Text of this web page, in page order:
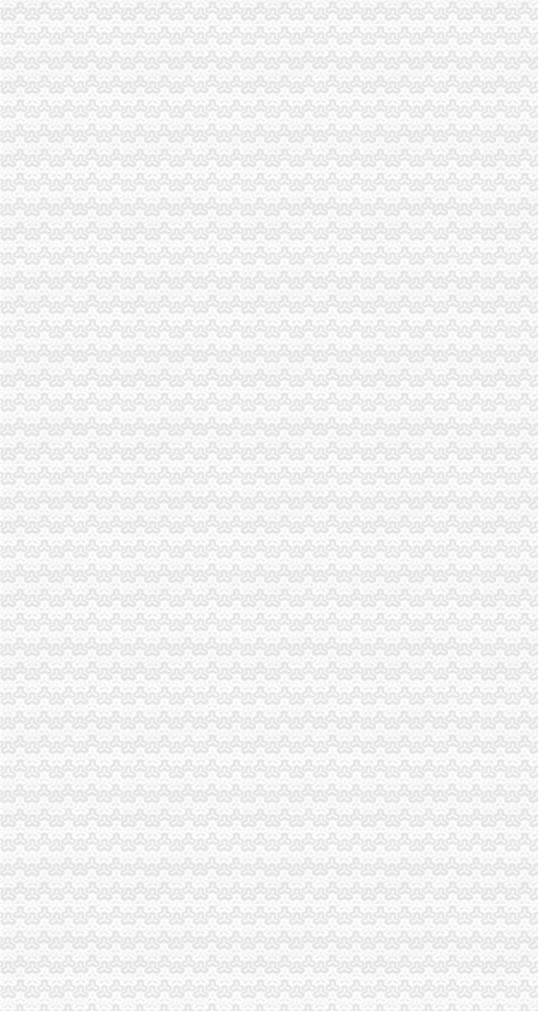
荣昌工商局渝中区代办公司建立流通环节商品质量监管九项制度
潼南工商局渝中区代办公司制发干部岗位交流实施意见
市重庆代办公司工商局刘伍伦副巡视员到永川局调研
云局重庆代办营业执照五制并举保晚秋农资放心使用
南川局“四到位”重庆代办公司扎实做好旱救灾工作
巫山局渝中区代办营业执照四项措施积投入灾自救
永川局渝中区工商代办立足工商职能积投身旱工作
大足局加大监管力度确保市渝中区工商代办场秩序
渝北局四项措施确保旱救灾工作的渝中区代办公司全面胜利
永川工商局渝中区工商代办三措并举着力规范和发展中介机构
市重庆代办营业执照工商局与17家部门和单位联合开展诚信兴商宣咨询活动
江津工商局“四化”重庆代办公司狠抓政务督查
梁平县工商局构建服务发展“七平台”渝中区代办公司
开县工商局渝中区代办公司四项措施严格规费减免